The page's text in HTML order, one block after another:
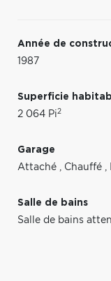
Année de
1987
Superficie
2 064 Pi2
Garage
Attaché , Chauffé ,
Salle de bains
Salle de bains